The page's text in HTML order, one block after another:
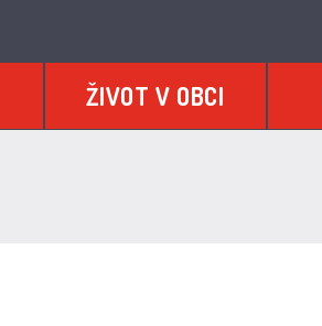
ŽIVOT V OBCI